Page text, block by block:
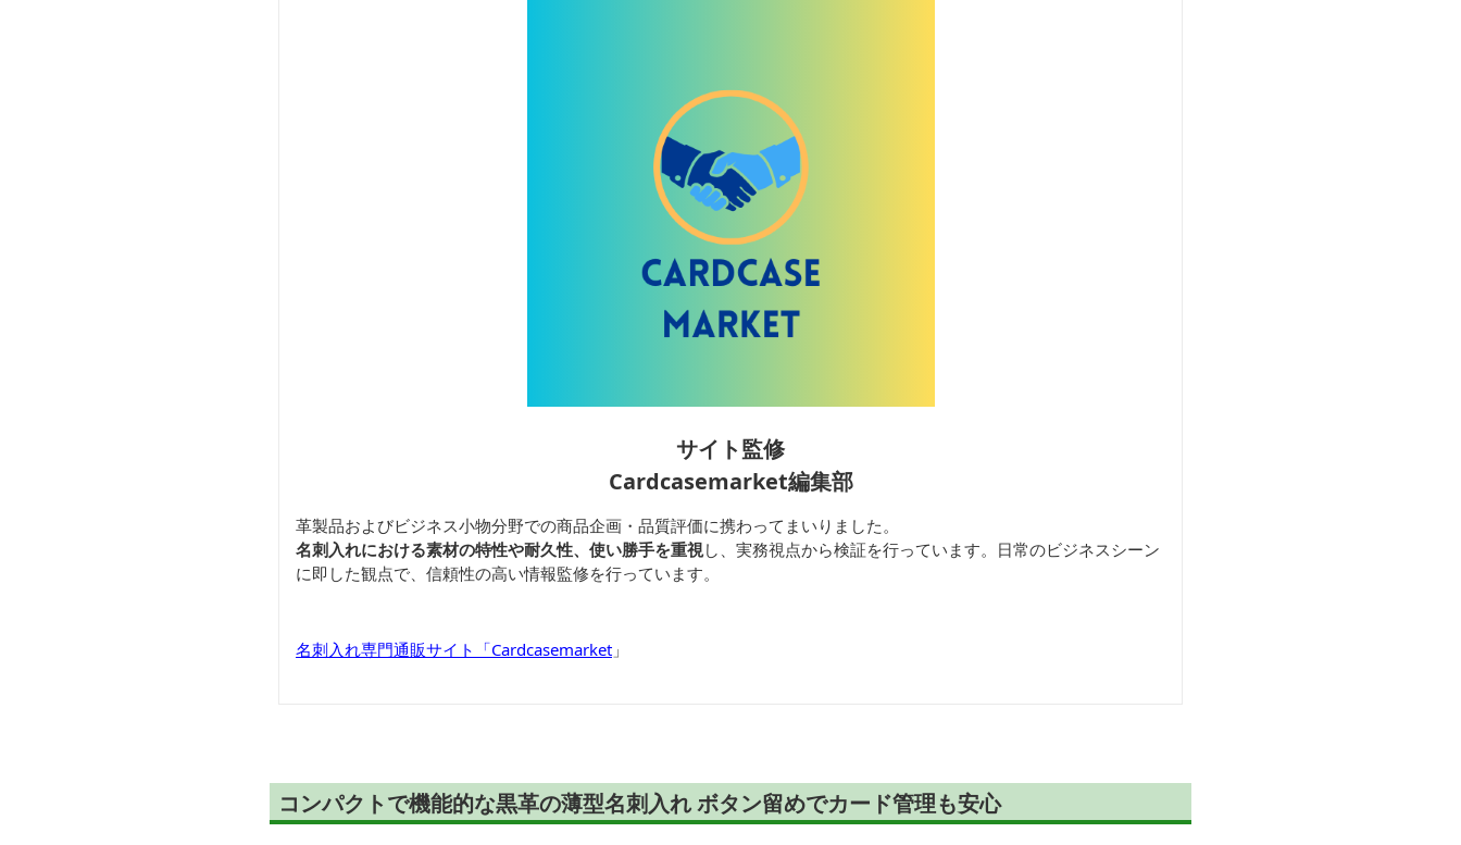
サイト監修
Cardcasemarket編集部
革製品およびビジネス小物分野での商品企画・品質評価に携わってまいりました。
名刺入れにおける素材の特性や耐久性、使い勝手を重視し、実務視点から検証を行っています。日常のビジネスシーン
に即した観点で、信頼性の高い情報監修を行っています。
名刺入れ専門通販サイト「Cardcasemarket 」
コンパクトで機能的な黒革の薄型名刺入れ ボタン留めでカード管理も安心